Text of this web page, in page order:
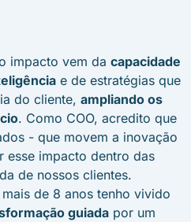
impacto vem da capacidade
e de estratégias que
do cliente, ampliando os
. Como COO, acredito que
- que movem a inovação
esse impacto dentro das
de nossos clientes.
de 8 anos tenho vivido
guiadapor um